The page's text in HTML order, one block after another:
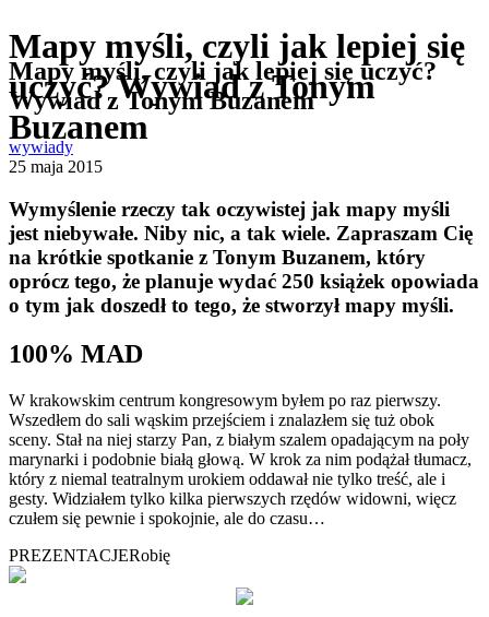
Mapy myśli, czyli jak lepiej się
uczyć? Wywiad z Tonym
Buzanem
Mapy myśli, czyli jak lepiej się uczyć?
Wywiad z Tonym Buzanem
wywiady
25 maja 2015
Wymyślenie rzeczy tak oczywistej jak mapy myśli
jest niebywałe. Niby nic, a tak wiele. Zapraszam Cię
na krótkie spotkanie z Tonym Buzanem, który
oprócz tego, że planuje wydać 250 książek opowiada
o tym jak doszedł to tego, że stworzył mapy myśli.
100% MAD
W krakowskim centrum kongresowym byłem po raz pierwszy.
Wszedłem do sali wąskim przejściem i znalazłem się tuż obok
sceny. Stał na niej starzy Pan, z białym szalem opadającym na poły
marynarki i podobnie białą głową. W krok za nim podążał tłumacz,
który z niemal teatralnym urokiem oddawał nie tylko treść, ale i
gesty. Widziałem tylko kilka pierwszych rzędów widowni, więcz
czułem się pewnie i spokojnie, ale do czasu…
PREZENTACJERobię